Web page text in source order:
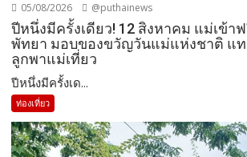
05/08/2026 @puthainews
ปีหนึ่งมีครั้งเดียว! 12 สิงหาคม แม่เข้า
พัทยา มอบของขวัญวันแม่แห่งชาติ แ
ลูกพาแม่เที่ยว
ปีหนึ่งมีครั้งเด...
ท่องเที่ยว